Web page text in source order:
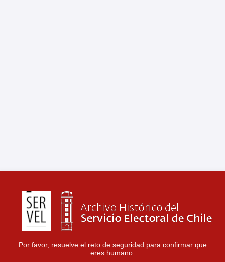
Por favor, resuelve el reto de seguridad para confirmar que
eres humano.